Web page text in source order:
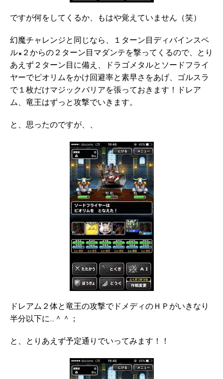
ですが何をしてくるか、もはや覚えていません（笑）
幻魔チャレンジと同じなら、１ターン目ディバインスペ
ル×２からの２ターン目マダンテを撃ってくるので、とり
あえず２ターン目に備え、ドラゴメタルとソードフライ
ヤーでピオリムをかけ回避率と素早さをあげ、ゴルスラ
で１枚だけマジックバリアを張っておきます！ドレア
ム、竜王はずっと攻撃でいきます。
と、思ったのですが、、
ドレアム２体と竜王の攻撃でドメディのＨＰがいきなり
半分以下に…＾＾；
と、とりあえず予定通りでいってみます！！